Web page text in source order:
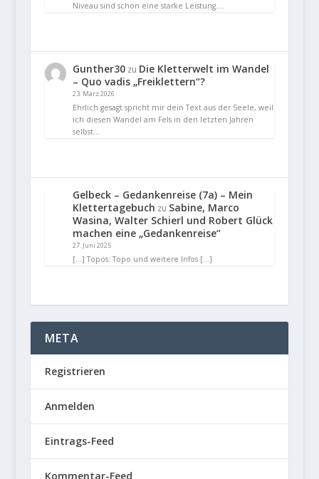
Niveau sind schon eine starke Leistung.…
Gunther30zu Die Kletterwelt im Wandel
– Quo vadis „Freiklettern“?
23. März 2026
Ehrlich gesagt spricht mir dein Text aus der Seele, weil
ich diesen Wandel am Fels in den letzten Jahren
selbst…
Gelbeck – Gedankenreise (7a) – Mein
Klettertagebuch zu Sabine, Marco
Wasina, Walter Schierl und Robert Glück
machen eine „Gedankenreise“
27. Juni 2025
[…] Topos: Topo und weitere Infos […]
META
Registrieren
Anmelden
Eintrags-Feed
Kommentar-Feed